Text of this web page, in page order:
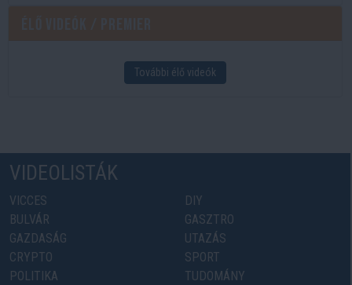
További élő videók
VIDEOLISTÁK
VICCES
BULVÁR
GAZDASÁG
CRYPTO
POLITIKA
DIY
GASZTRO
UTAZÁS
SPORT
TUDOMÁNY